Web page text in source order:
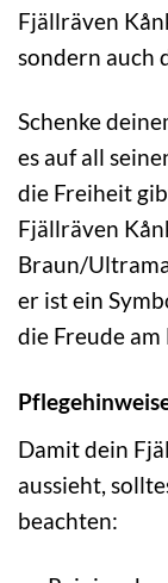
Fjällräven
sondern auch
Schenke
es auf all
die Freiheit
Fjällräven
Braun/
er ist ein
die Freude am
Damit dein
aussieht,
beachten: